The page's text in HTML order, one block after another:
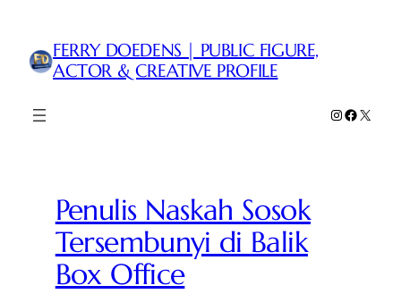
konten
FERRY DOEDENS | PUBLIC FIGURE,
ACTOR & CREATIVE PROFILE
Instagram
Facebook
X
Penulis Naskah Sosok
Tersembunyi di Balik
Box Office